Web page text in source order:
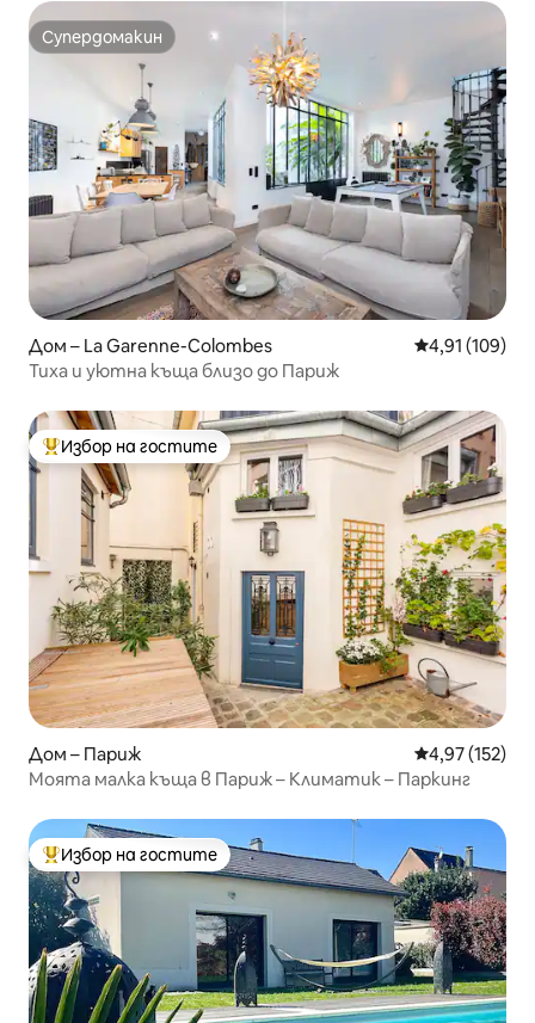
Супердомакин
Супердомакин
Дом – La Garenne-Colombes Средна
4,91 (109)
Тиха и уютна къща близо до Париж
Най-популярен избор на гостите
Избор на гостите
Дом – Париж Средна
4,97 (152)
Моята малка къща в Париж – Климатик – Паркинг
Най-популярен избор на гостите
Избор на гостите